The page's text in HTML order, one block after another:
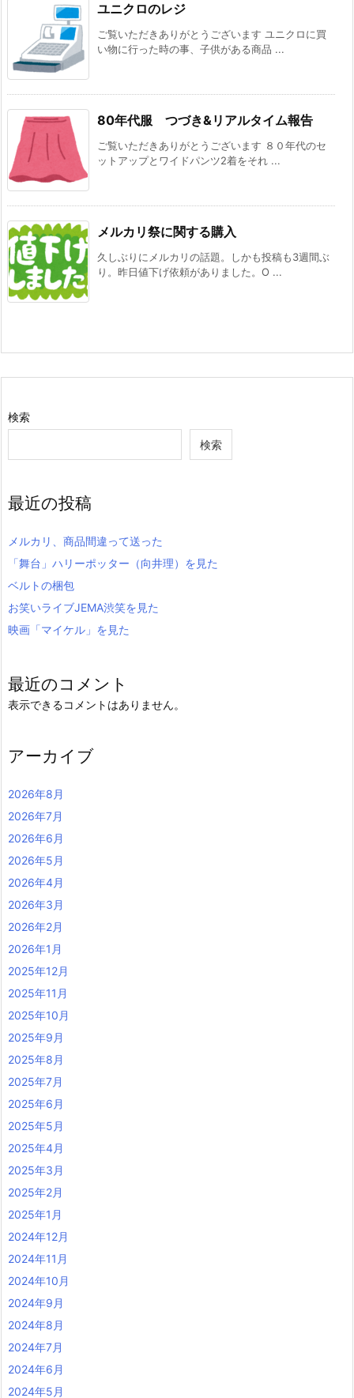
ユニクロのレジ
ご覧いただきありがとうございます ユニクロに買
い物に行った時の事、子供がある商品 ...
80年代服 つづき&リアルタイム報告
ご覧いただきありがとうございます ８０年代のセ
ットアップとワイドパンツ2着をそれ ...
メルカリ祭に関する購入
久しぶりにメルカリの話題。しかも投稿も3週間ぶ
り。昨日値下げ依頼がありました。O ...
検索
検索
最近の投稿
メルカリ、商品間違って送った
「舞台」ハリーポッター（向井理）を見た
ベルトの梱包
お笑いライブJEMA渋笑を見た
映画「マイケル」を見た
最近のコメント
表示できるコメントはありません。
アーカイブ
2026年8月
2026年7月
2026年6月
2026年5月
2026年4月
2026年3月
2026年2月
2026年1月
2025年12月
2025年11月
2025年10月
2025年9月
2025年8月
2025年7月
2025年6月
2025年5月
2025年4月
2025年3月
2025年2月
2025年1月
2024年12月
2024年11月
2024年10月
2024年9月
2024年8月
2024年7月
2024年6月
2024年5月